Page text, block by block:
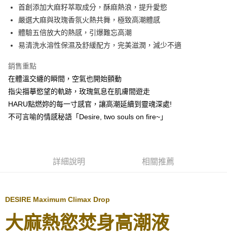
Apple Pay
街口支付
悠遊付
ATM付款
全家取貨付款
每筆NT$80，滿NT$850(含以上)免運費
海外配送
首創添加大麻籽萃取成分，酥麻熱浪，提升愛慾
嚴選大麻與玫瑰香氛火熱共舞，極致高潮體感
體驗五倍放大的熱感，引爆難忘高潮
易清洗水溶性保濕及舒緩配方，完美滋潤，減少不適
銷售重點
在體溫交纏的瞬間，空氣也開始顫動
指尖描摹慾望的軌跡，玫瑰氣息在肌膚間遊走
HARU點燃妳的每一寸感官，讓高潮延續到靈魂深處!
不可言喻的情感秘語「Desire, two souls on fire~」
詳細說明 相關推薦
DESIRE Maximum Climax Drop
大麻熱慾焚身高潮液